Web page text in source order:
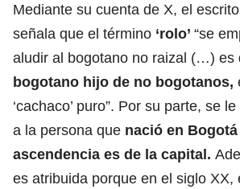
Mediante su cuenta de X, el
señala que el término ‘rolo’ “se
aludir al bogotano no raizal (…) es
bogotano hijo de no bogotanos,
‘cachaco’ puro”. Por su parte, se
a la persona que nació en
ascendencia es de la capital.
es atribuida porque en el siglo XX,